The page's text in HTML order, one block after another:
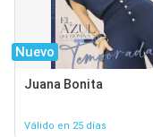
Nuevo
Juana Bonita
Válido en 25 días